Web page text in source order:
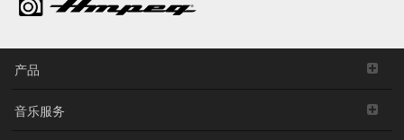
产品
音乐服务